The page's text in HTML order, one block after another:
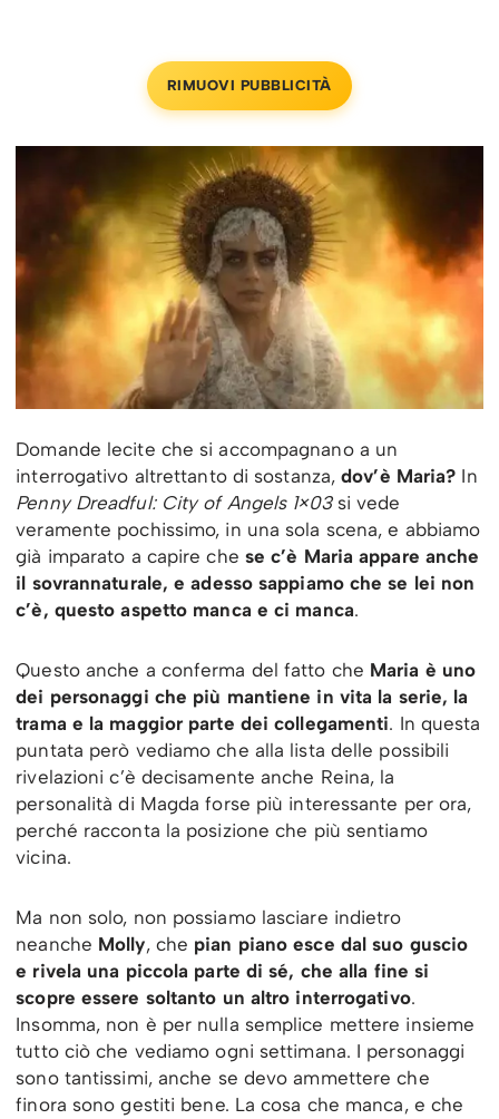
RIMUOVI PUBBLICITÀ
Domande lecite che si accompagnano a un
interrogativo altrettanto di sostanza,dov’è Maria? In
Penny Dreadful: City of Angels 1×03si vede
veramente pochissimo, in una sola scena, e abbiamo
già imparato a capire che se c’è Maria appare anche
il sovrannaturale, e adesso sappiamo che se lei non
c’è, questo aspetto manca e ci manca.
Questo anche a conferma del fatto che Maria è uno
dei personaggi che più mantiene in vita la serie, la
trama e la maggior parte dei collegamenti. In questa
puntata però vediamo che alla lista delle possibili
rivelazioni c’è decisamente anche Reina, la
personalità di Magda forse più interessante per ora,
perché racconta la posizione che più sentiamo
vicina.
Ma non solo, non possiamo lasciare indietro
neanche Molly, che pian piano esce dal suo guscio
e rivela una piccola parte di sé, che alla fine si
scopre essere soltanto un altro interrogativo.
Insomma, non è per nulla semplice mettere insieme
tutto ciò che vediamo ogni settimana. I personaggi
sono tantissimi, anche se devo ammettere che
finora sono gestiti bene. La cosa che manca, e che